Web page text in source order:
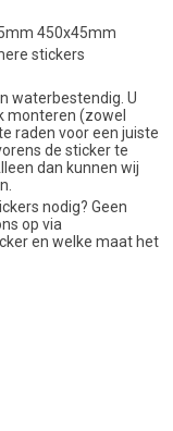
450x45mm
stickers
waterbestendig. U
monteren (zowel
raden voor een juiste
de sticker te
dan kunnen wij
nodig? Geen
op via
en welke maat het